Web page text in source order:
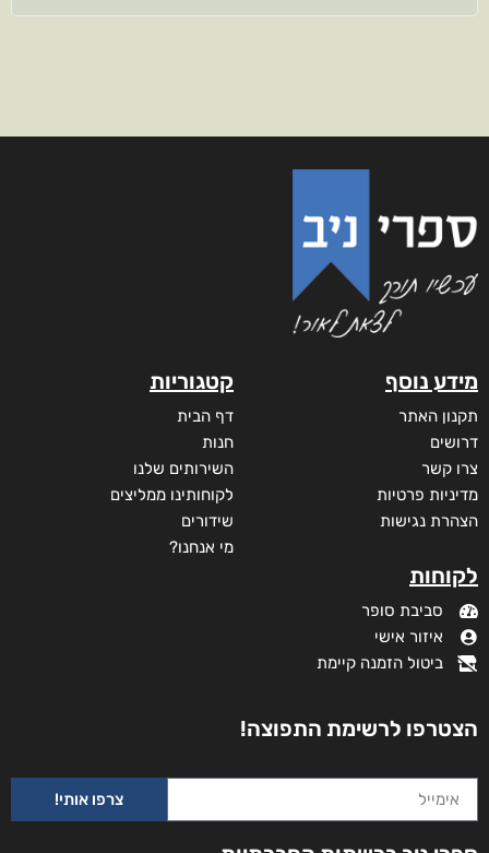
מידע נוסף
תקנון האתר
דרושים
צרו קשר
מדיניות פרטיות
הצהרת נגישות
לקוחות
סביבת סופר
איזור אישי
ביטול הזמנה קיימת
קטגוריות
דף הבית
חנות
השירותים שלנו
לקוחותינו ממליצים
שידורים
מי אנחנו?
הצטרפו לרשימת התפוצה!
צרפו אותי!